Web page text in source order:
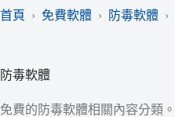
首頁 › 免費軟體 › 防毒軟體 ›
防毒軟體
免費的防毒軟體相關內容分類。